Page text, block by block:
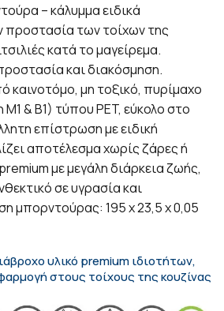
– κάλυμμα ειδικά
προστασία των τοίχων της
κατά το μαγείρεμα.
και διακόσμηση.
καινοτόμο, μη τοξικό, πυρίμαχο
& Β1) τύπου PET, εύκολο στο
επίστρωση με ειδική
αποτέλεσμα χωρίς ζάρες ή
με μεγάλη διάρκεια ζωής,
σε υγρασία και
μπορντούρας: 195 x 23,5 x 0,05
υλικό premium ιδιοτήτων,
στους τοίχους της κουζίνας